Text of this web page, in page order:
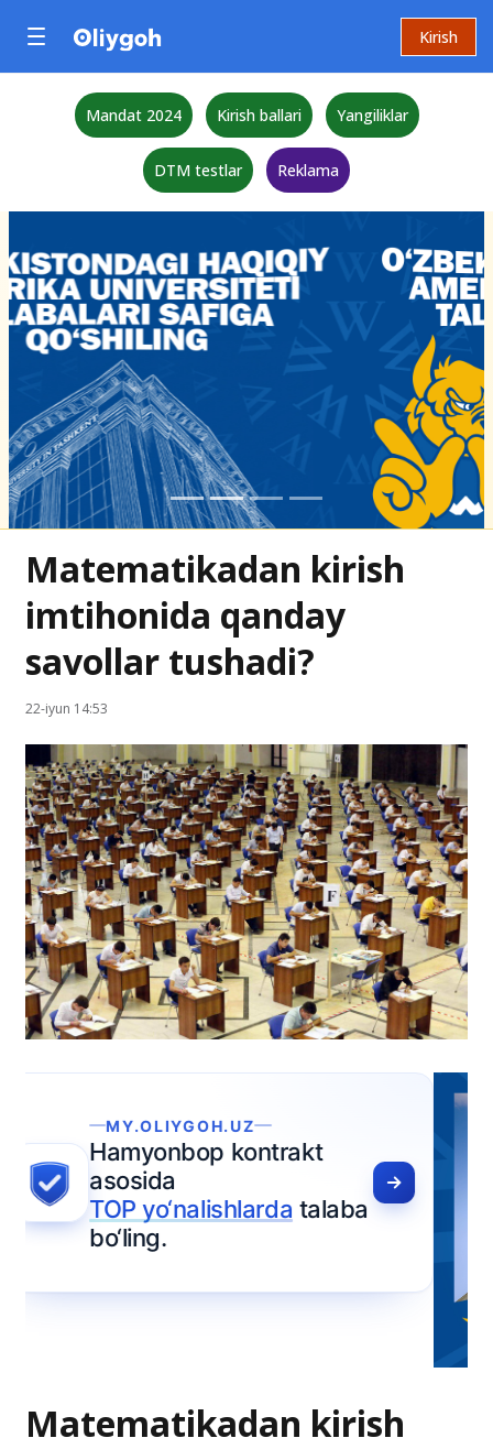
Kirish
Mandat 2024 Kirish ballari Yangiliklar
DTM testlar Reklama
Matematikadan kirish
imtihonida qanday
savollar tushadi?
22-iyun 14:53
Matematikadan kirish